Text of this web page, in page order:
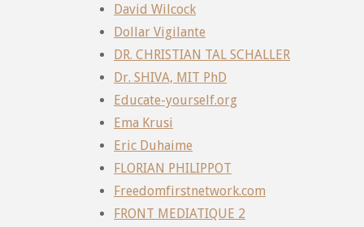
David Wilcock
Dollar Vigilante
DR. CHRISTIAN TAL SCHALLER
Dr. SHIVA, MIT PhD
Educate-yourself.org
Ema Krusi
Eric Duhaime
FLORIAN PHILIPPOT
Freedomfirstnetwork.com
FRONT MEDIATIQUE 2